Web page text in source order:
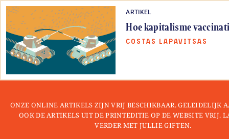
ARTIKEL
Hoe kapitalisme
COSTAS LAPAVITSAS
ONZE ONLINE ARTIKELS ZIJN VRIJ BESCHIKBAAR. GELEIDELIJK
OOK DE ARTIKELS UIT DE PRINTEDITIE OP DE WEBSITE VRIJ.
VERDER MET JULLIE GIFTEN.